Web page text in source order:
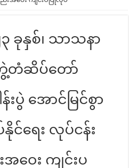
ခုနှစ်၊ သာသနာ
တံဆိပ်တော်
အောင်မြင်စွာ
င်ရေး လုပ်ငန်း
ဝေး ကျင်းပ